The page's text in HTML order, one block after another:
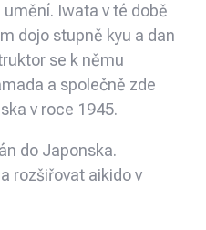
Iwata v té době
dojo stupně kyu a dan
se k němu
a společně zde
v roce 1945.
do Japonska.
rozšiřovat aikido v